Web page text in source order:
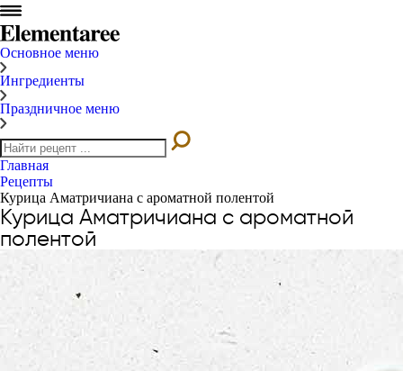
Основное меню
Ингредиенты
Праздничное меню
Главная
Рецепты
Курица Аматричиана с ароматной полентой
Курица Аматричиана с ароматной
полентой